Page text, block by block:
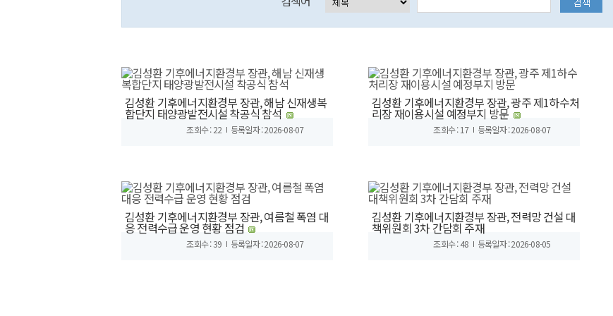
김성환 기후에너지환경부 장관, 해남 신재생복
합단지 태양광발전시설 착공식 참석
조회수 : 22 등록일자 : 2026-08-07
김성환 기후에너지환경부 장관, 광주 제1하수처
리장 재이용시설 예정부지 방문
조회수 : 17 등록일자 : 2026-08-07
김성환 기후에너지환경부 장관, 여름철 폭염 대
응 전력수급 운영 현황 점검
조회수 : 39 등록일자 : 2026-08-07
김성환 기후에너지환경부 장관, 전력망 건설 대
책위원회 3차 간담회 주재
조회수 : 48 등록일자 : 2026-08-05